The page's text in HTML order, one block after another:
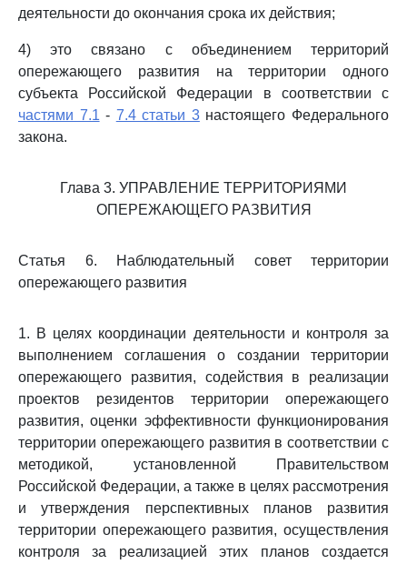
деятельности до окончания срока их действия;
4) это связано с объединением территорий
опережающего развития на территории одного
субъекта Российской Федерации в соответствии с
частями 7.1 - 7.4 статьи 3настоящего Федерального
закона.
Глава 3. УПРАВЛЕНИЕ ТЕРРИТОРИЯМИ
ОПЕРЕЖАЮЩЕГО РАЗВИТИЯ
Статья 6. Наблюдательный совет территории
опережающего развития
1. В целях координации деятельности и контроля за
выполнением соглашения о создании территории
опережающего развития, содействия в реализации
проектов резидентов территории опережающего
развития, оценки эффективности функционирования
территории опережающего развития в соответствии с
методикой, установленной Правительством
Российской Федерации, а также в целях рассмотрения
и утверждения перспективных планов развития
территории опережающего развития, осуществления
контроля за реализацией этих планов создается